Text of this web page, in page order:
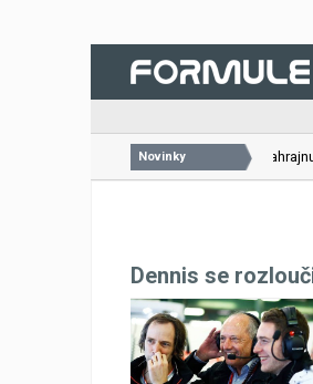
Novinky
26.07.2026 VC Bahrajnu
Dennis se